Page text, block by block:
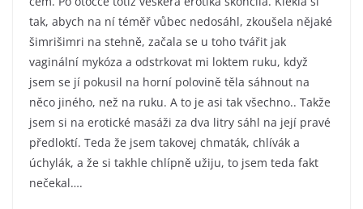
tak, abych na ní téměř vůbec nedosáhl, zkoušela nějaké
šimrišimri na stehně, začala se u toho tvářit jak
vaginální mykóza a odstrkovat mi loktem ruku, když
jsem se jí pokusil na horní polovině těla sáhnout na
něco jiného, než na ruku. A to je asi tak všechno.. Takže
jsem si na erotické masáži za dva litry sáhl na její pravé
předloktí. Teda že jsem takovej chmaták, chlívák a
úchylák, a že si takhle chlípně užiju, to jsem teda fakt
nečekal….